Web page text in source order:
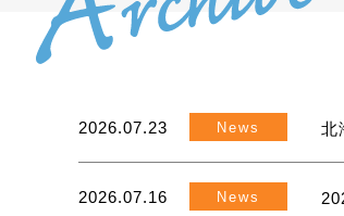
2026.07.23 News 北
2026.07.16 News